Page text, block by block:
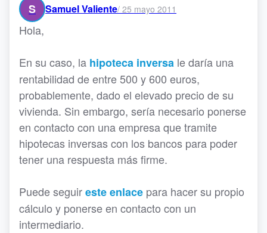
S
Samuel Valiente/ 25 mayo 2011
Hola,
En su caso, la hipoteca inversa le daría una
rentabilidad de entre 500 y 600 euros,
probablemente, dado el elevado precio de su
vivienda. Sin embargo, sería necesario ponerse
en contacto con una empresa que tramite
hipotecas inversas con los bancos para poder
tener una respuesta más firme.
Puede seguireste enlace para hacer su propio
cálculo y ponerse en contacto con un
intermediario.